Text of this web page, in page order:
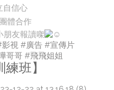
自信心
體合作
朋友報讀㗎
視 #廣告 #宣傳片
哥哥 #飛飛姐姐
練班】